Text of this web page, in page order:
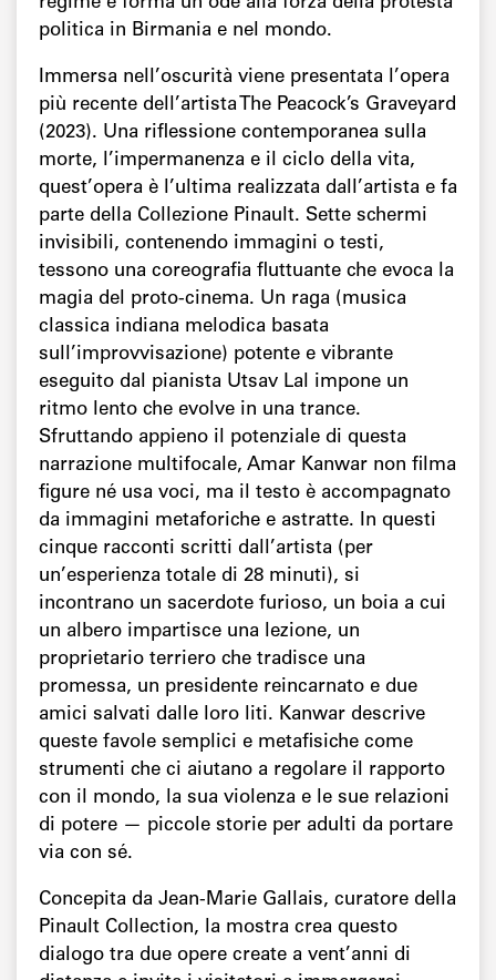
politica in Birmania e nel mondo.
Immersa nell’oscurità viene presentata l’opera
più recente dell’artista The Peacock’s Graveyard
(2023). Una riflessione contemporanea sulla
morte, l’impermanenza e il ciclo della vita,
quest’opera è l’ultima realizzata dall’artista e fa
parte della Collezione Pinault. Sette schermi
invisibili, contenendo immagini o testi,
tessono una coreografia fluttuante che evoca la
magia del proto-cinema. Un raga (musica
classica indiana melodica basata
sull’improvvisazione) potente e vibrante
eseguito dal pianista Utsav Lal impone un
ritmo lento che evolve in una trance.
Sfruttando appieno il potenziale di questa
narrazione multifocale, Amar Kanwar non filma
figure né usa voci, ma il testo è accompagnato
da immagini metaforiche e astratte. In questi
cinque racconti scritti dall’artista (per
un’esperienza totale di 28 minuti), si
incontrano un sacerdote furioso, un boia a cui
un albero impartisce una lezione, un
proprietario terriero che tradisce una
promessa, un presidente reincarnato e due
amici salvati dalle loro liti. Kanwar descrive
queste favole semplici e metafisiche come
strumenti che ci aiutano a regolare il rapporto
con il mondo, la sua violenza e le sue relazioni
di potere — piccole storie per adulti da portare
via con sé.
Concepita da Jean-Marie Gallais, curatore della
Pinault Collection, la mostra crea questo
dialogo tra due opere create a vent’anni di